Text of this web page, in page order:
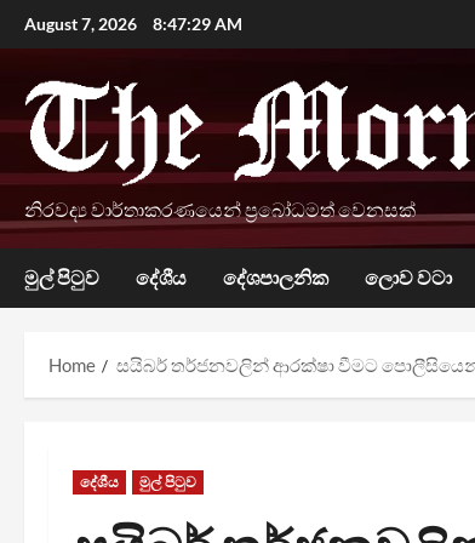
Skip
to
content
August 7, 2026 8:47:30 AM
නිරවද්‍ය වාර්තාකරණයෙන් ප්‍රබෝධමත් වෙනසක්
මුල් පිටුව දේශීය දේශපාලනික ලොව වටා
Home සයිබර් තර්ජනවලින් ආරක්ෂා වීමට පොලීසියෙන්
දේශීය මුල් පිටුව